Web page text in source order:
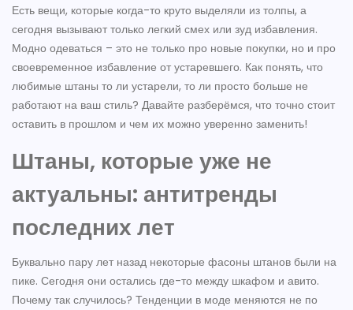
Есть вещи, которые когда-то круто выделяли из толпы, а
сегодня вызывают только легкий смех или зуд избавления.
Модно одеваться – это не только про новые покупки, но и про
своевременное избавление от устаревшего. Как понять, что
любимые штаны то ли устарели, то ли просто больше не
работают на ваш стиль? Давайте разберёмся, что точно стоит
оставить в прошлом и чем их можно уверенно заменить!
Штаны, которые уже не
актуальны: антитренды
последних лет
Буквально пару лет назад некоторые фасоны штанов были на
пике. Сегодня они остались где-то между шкафом и авито.
Почему так случилось? Тенденции в моде меняются не по